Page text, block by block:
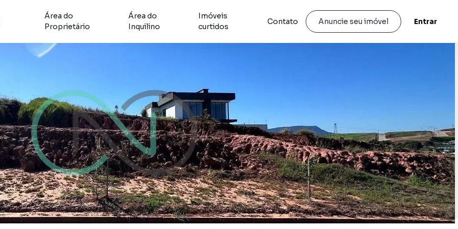
Área do
Proprietário
Área do
Inquilino
Imóveis
curtidos
Contato Anuncie seu imóvel Entrar